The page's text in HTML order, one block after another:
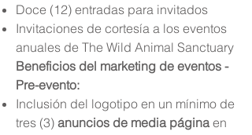
Doce (12) entradas para invitados
Invitaciones de cortesía a los eventos
anuales de The Wild Animal Sanctuary
Beneficios del marketing de eventos -
Pre-evento:
Inclusión del logotipo en un mínimo de
tres (3) anuncios de media páginaen